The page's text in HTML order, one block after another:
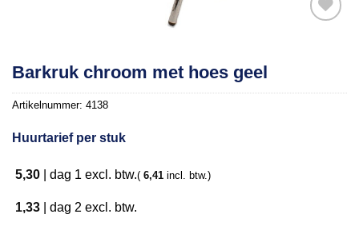
verlanglijst
Barkruk chroom met hoes geel
Artikelnummer: 4138
Huurtarief per stuk
5,30 dag 1 excl. btw.( 6,41 incl. btw.)
1,33 dag 2 excl. btw.